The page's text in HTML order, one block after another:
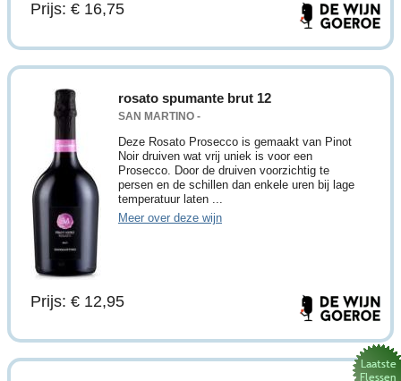
Prijs: € 16,75
rosato spumante brut 12
SAN MARTINO -
Deze Rosato Prosecco is gemaakt van Pinot
Noir druiven wat vrij uniek is voor een
Prosecco. Door de druiven voorzichtig te
persen en de schillen dan enkele uren bij lage
temperatuur laten ...
Meer over deze wijn
Prijs: € 12,95